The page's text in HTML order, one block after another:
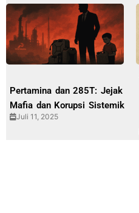
Pertamina dan 285T: Jejak
Mafia dan Korupsi Sistemik
Juli 11, 2025